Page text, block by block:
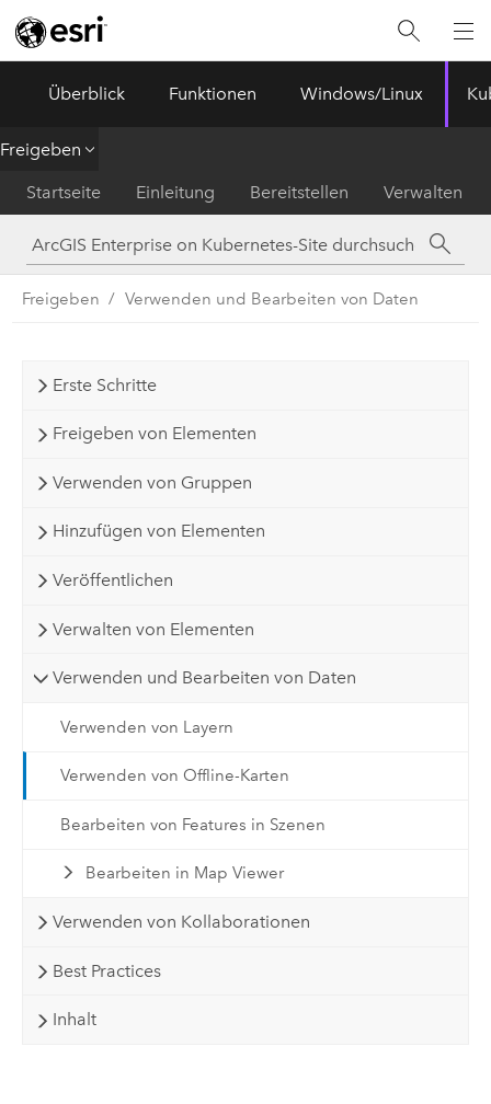
ArcGIS Enterprise Menu
Überblick Funktionen Windows/Linux
Freigeben
Startseite Einleitung Bereitstellen Verwalten
Freigeben Verwenden und Bearbeiten von Daten
Erste Schritte
Freigeben von Elementen
Verwenden von Gruppen
Hinzufügen von Elementen
Veröffentlichen
Verwalten von Elementen
Verwenden und Bearbeiten von Daten
Verwenden von Layern
Verwenden von Offline-Karten
Bearbeiten von Features in Szenen
Bearbeiten in Map Viewer
Verwenden von Kollaborationen
Best Practices
Inhalt